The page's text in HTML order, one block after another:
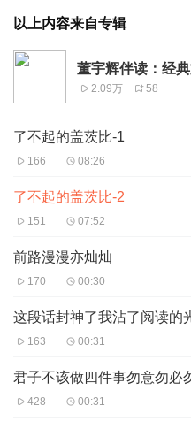
以上内容来自专辑
董宇辉伴读：经
2.09万 58
了不起的盖茨比-1
166 08:26
了不起的盖茨比-2
151 07:52
前路漫漫亦灿灿
170 00:30
这段话封神了我沾了阅读的
163 00:31
君子不该做四件事勿意勿必
428 00:31